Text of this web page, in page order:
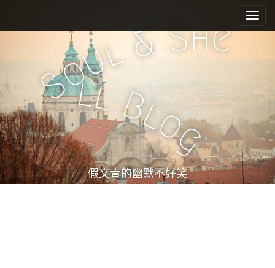
e
n
u
i
c
n
t
e
n
t
Soul&She
ll Bl
og
假文青的幽默不好笑